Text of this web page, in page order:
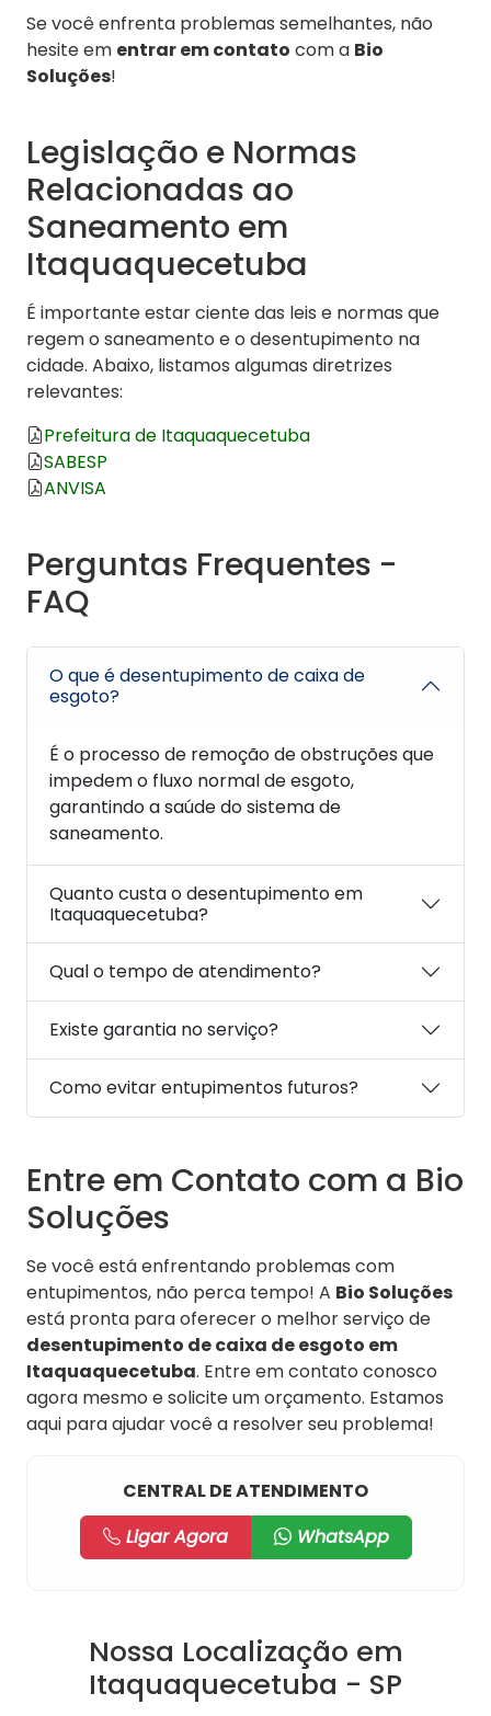
Se você enfrenta problemas semelhantes, não
hesite em entrar em contato com a Bio
Soluções!
Legislação e Normas
Relacionadas ao
Saneamento em
Itaquaquecetuba
É importante estar ciente das leis e normas que
regem o saneamento e o desentupimento na
cidade. Abaixo, listamos algumas diretrizes
relevantes:
Prefeitura de Itaquaquecetuba
SABESP
ANVISA
Perguntas Frequentes -
FAQ
O que é desentupimento de caixa de
esgoto?
É o processo de remoção de obstruções que
impedem o fluxo normal de esgoto,
garantindo a saúde do sistema de
saneamento.
Quanto custa o desentupimento em
Itaquaquecetuba?
Qual o tempo de atendimento?
Existe garantia no serviço?
Como evitar entupimentos futuros?
Entre em Contato com a Bio
Soluções
Se você está enfrentando problemas com
entupimentos, não perca tempo! A Bio Soluções
está pronta para oferecer o melhor serviço de
desentupimento de caixa de esgoto em
Itaquaquecetuba. Entre em contato conosco
agora mesmo e solicite um orçamento. Estamos
aqui para ajudar você a resolver seu problema!
CENTRAL DE ATENDIMENTO
Ligar Agora
WhatsApp
Nossa Localização em
Itaquaquecetuba - SP